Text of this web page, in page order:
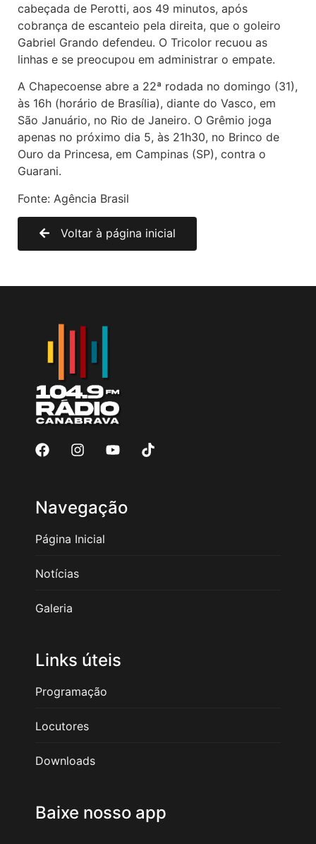
cabeçada de Perotti, aos 49 minutos, após
cobrança de escanteio pela direita, que o goleiro
Gabriel Grando defendeu. O Tricolor recuou as
linhas e se preocupou em administrar o empate.
A Chapecoense abre a 22ª rodada no domingo (31),
às 16h (horário de Brasília), diante do Vasco, em
São Januário, no Rio de Janeiro. O Grêmio joga
apenas no próximo dia 5, às 21h30, no Brinco de
Ouro da Princesa, em Campinas (SP), contra o
Guarani.
Fonte: Agência Brasil
Voltar à página inicial
Navegação
Página Inicial
Notícias
Galeria
Links úteis
Programação
Locutores
Downloads
Baixe nosso app